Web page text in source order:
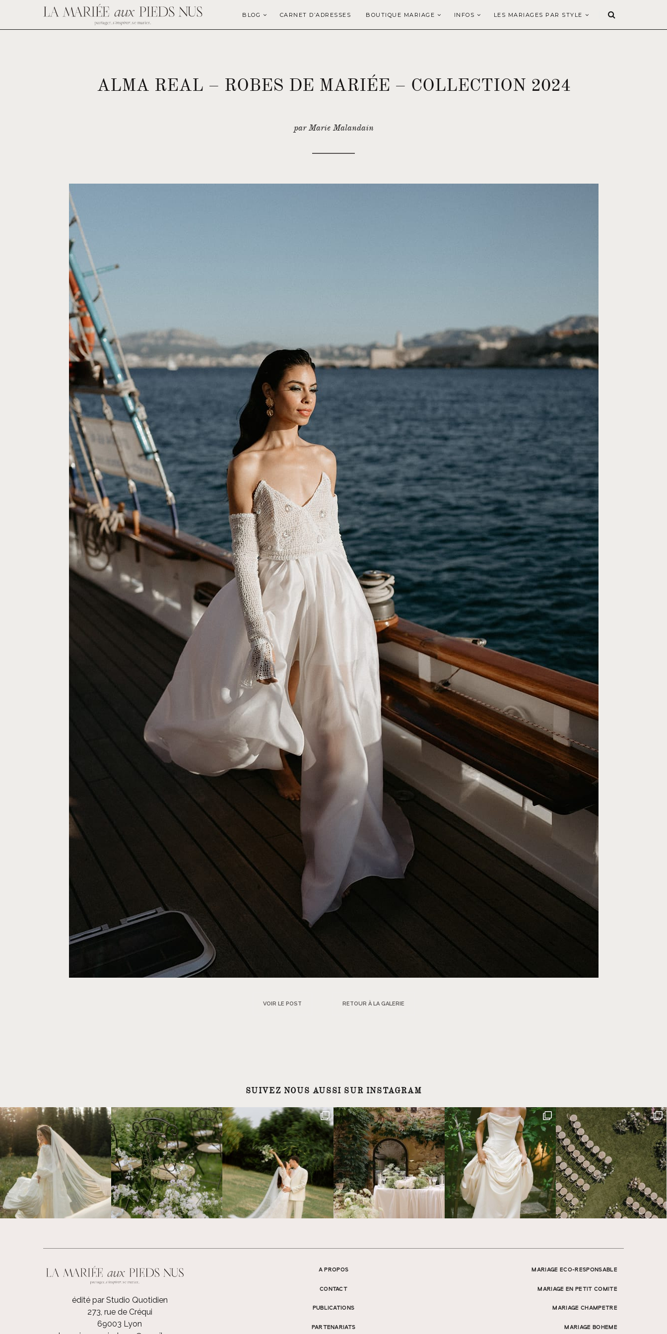
BLOG CARNET D’ADRESSES BOUTIQUE MARIAGE INFOS LES MARIAGES PAR STYLE
ALMA REAL – ROBES DE MARIÉE – COLLECTION 2024
par Marie Malandain
VOIR LE POST RETOUR À LA GALERIE
SUIVEZ NOUS AUSSI SUR INSTAGRAM
édité par Studio Quotidien
273, rue de Créqui
69003 Lyon
A PROPOS
CONTACT
PUBLICATIONS
PARTENARIATS
MARIAGE ECO-RESPONSABLE
MARIAGE EN PETIT COMITE
MARIAGE CHAMPETRE
MARIAGE BOHEME